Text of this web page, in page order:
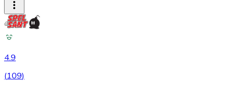
4.9
(109)